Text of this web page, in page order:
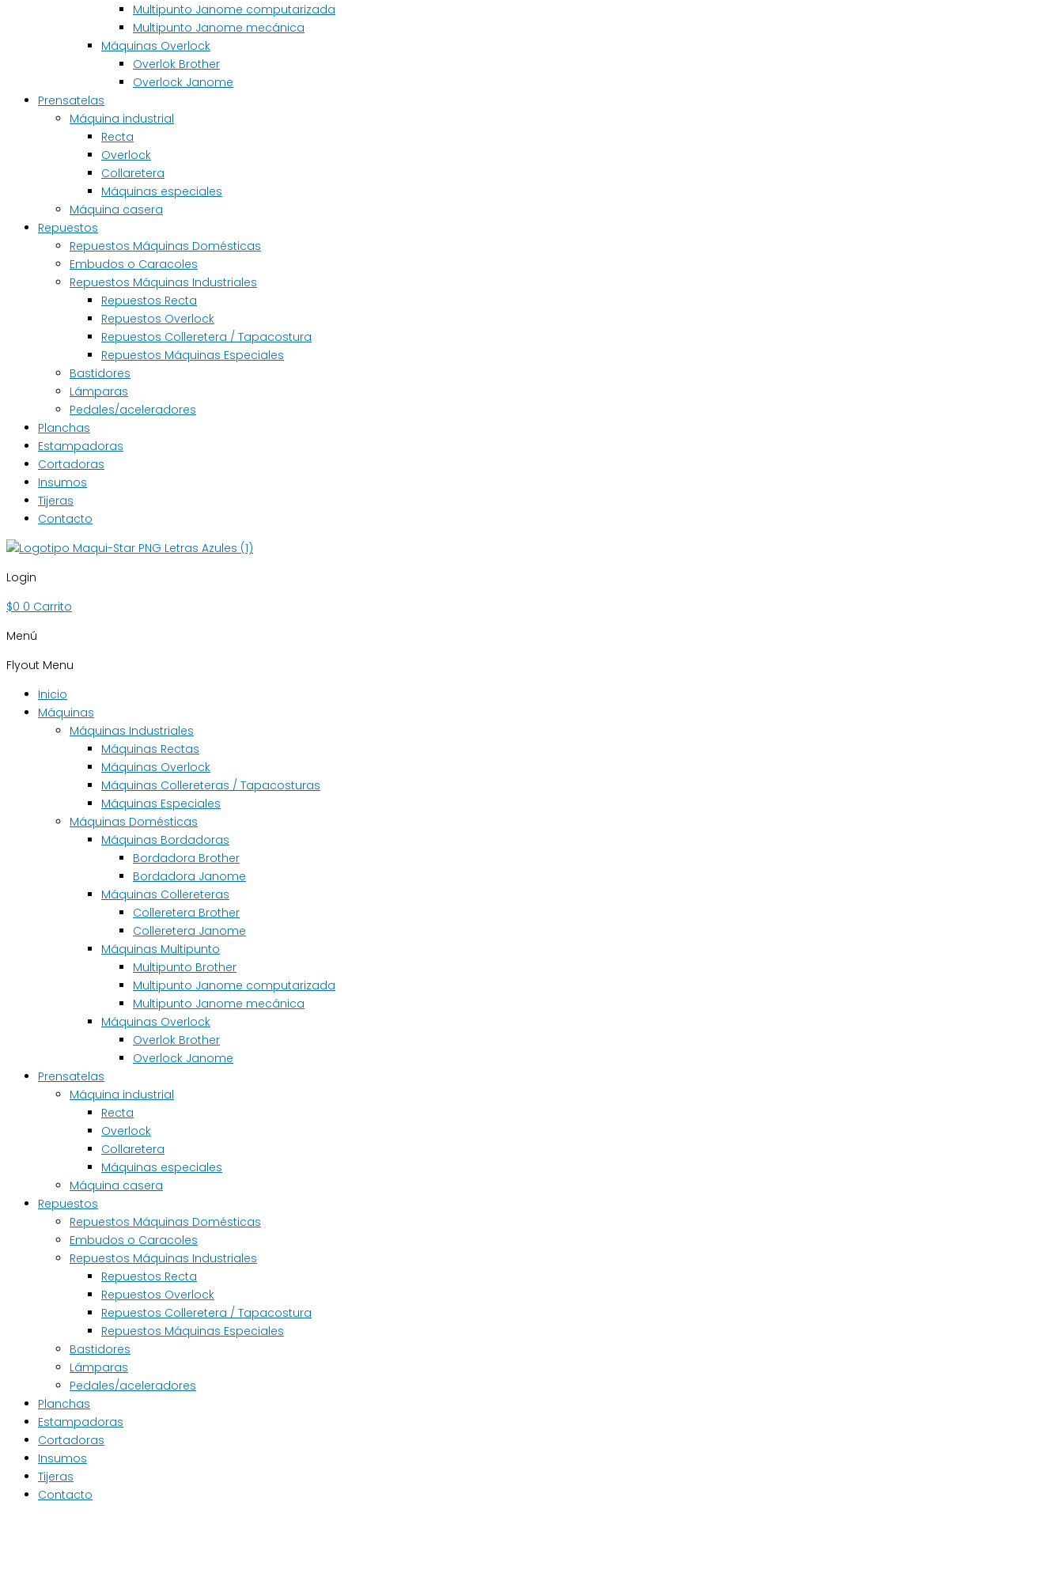
Multipunto Janome computarizada
Multipunto Janome mecánica
Máquinas Overlock
Overlok Brother
Overlock Janome
Prensatelas
Máquina industrial
Recta
Overlock
Collaretera
Máquinas especiales
Máquina casera
Repuestos
Repuestos Máquinas Domésticas
Embudos o Caracoles
Repuestos Máquinas Industriales
Repuestos Recta
Repuestos Overlock
Repuestos Colleretera / Tapacostura
Repuestos Máquinas Especiales
Bastidores
Lámparas
Pedales/aceleradores
Planchas
Estampadoras
Cortadoras
Insumos
Tijeras
Contacto
Login
$0 0 Carrito
Menú
Flyout Menu
Inicio
Máquinas
Máquinas Industriales
Máquinas Rectas
Máquinas Overlock
Máquinas Collereteras / Tapacosturas
Máquinas Especiales
Máquinas Domésticas
Máquinas Bordadoras
Bordadora Brother
Bordadora Janome
Máquinas Collereteras
Colleretera Brother
Colleretera Janome
Máquinas Multipunto
Multipunto Brother
Multipunto Janome computarizada
Multipunto Janome mecánica
Máquinas Overlock
Overlok Brother
Overlock Janome
Prensatelas
Máquina industrial
Recta
Overlock
Collaretera
Máquinas especiales
Máquina casera
Repuestos
Repuestos Máquinas Domésticas
Embudos o Caracoles
Repuestos Máquinas Industriales
Repuestos Recta
Repuestos Overlock
Repuestos Colleretera / Tapacostura
Repuestos Máquinas Especiales
Bastidores
Lámparas
Pedales/aceleradores
Planchas
Estampadoras
Cortadoras
Insumos
Tijeras
Contacto